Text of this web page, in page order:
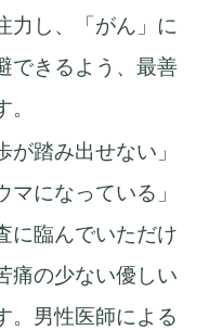
力し、「がん」に
できるよう、最善
が踏み出せない」
マになっている」
に臨んでいただけ
痛の少ない優しい
。男性医師による